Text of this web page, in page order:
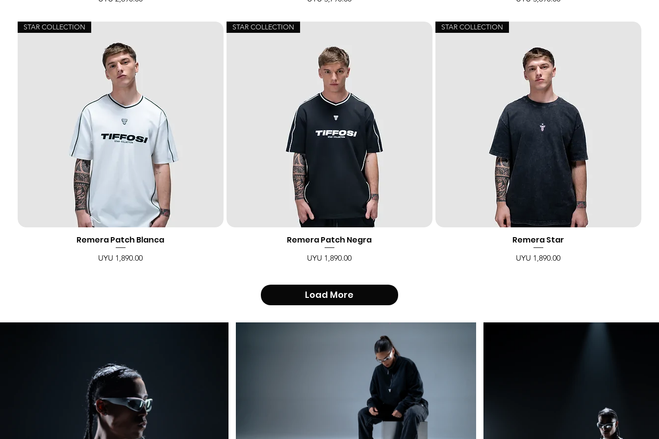
STAR COLLECTION
Remera Patch Blanca
Price
UYU 1,890.00
STAR COLLECTION
Remera Patch Negra
Price
UYU 1,890.00
STAR COLLECTION
Remera Star
Price
UYU 1,890.00
Load More